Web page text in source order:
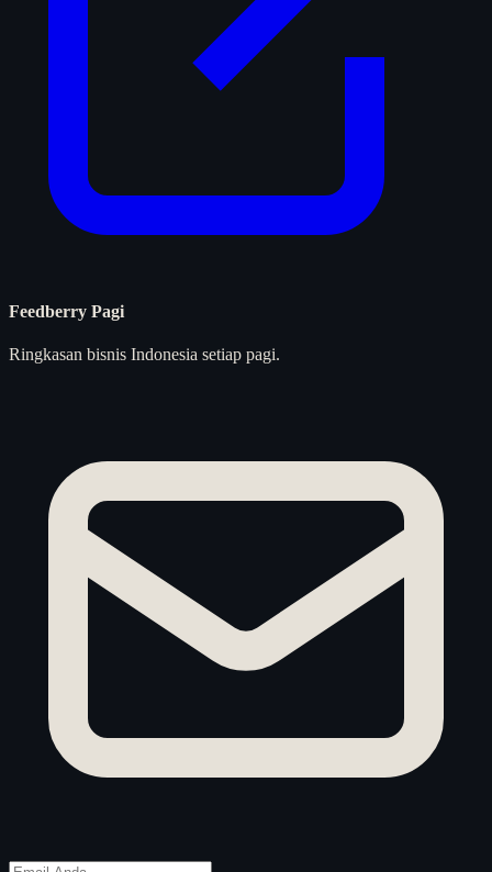
Feedberry Pagi
Ringkasan bisnis Indonesia setiap pagi.